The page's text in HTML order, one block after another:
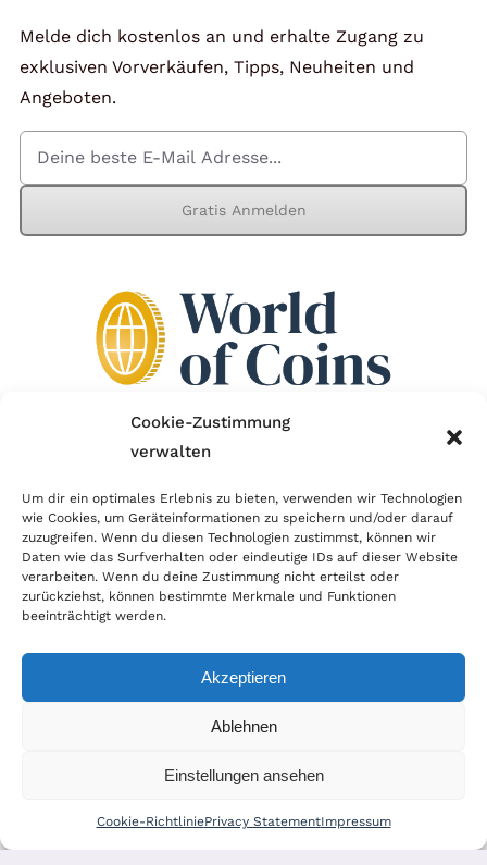
Cookie-Zustimmung
verwalten
Um dir ein optimales Erlebnis zu bieten, verwenden wir Technologien
wie Cookies, um Geräteinformationen zu speichern und/oder darauf
zuzugreifen. Wenn du diesen Technologien zustimmst, können wir
Daten wie das Surfverhalten oder eindeutige IDs auf dieser Website
verarbeiten. Wenn du deine Zustimmung nicht erteilst oder
zurückziehst, können bestimmte Merkmale und Funktionen
beeinträchtigt werden.
Akzeptieren
Ablehnen
Einstellungen ansehen
Cookie-RichtliniePrivacy StatementImpressum
Melde dich kostenlos an und erhalte Zugang zu
exklusiven Vorverkäufen, Tipps, Neuheiten und
Angeboten.
Gratis Anmelden
Der Händlerbund setzt sich für sicheren und
erfolgreichen E-Commerce ein. Auch wir sind wie
viele Onlineshops im Netz Mitglied im Händlerbund
und unterstützen fairen Onlinehandel.
Widerruf|Zahlung & Versand